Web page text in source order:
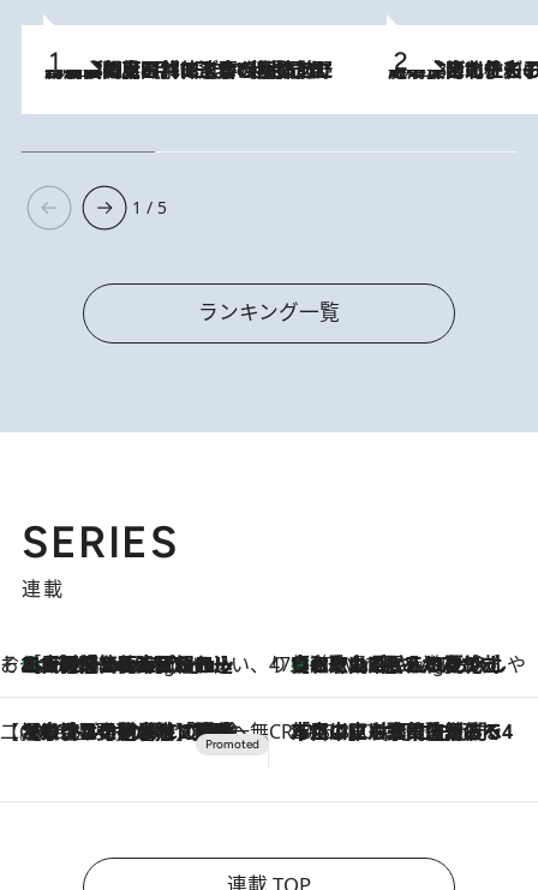
2026.8.8
「最後に見られてよかった」上野動物園の東園パンダ舎が解体前に特別公開。8月16日まで延長されたパネル展と共に辿る“半世紀”のパンダ飼育《解体工事の図面あり》 2026.8.3
《「文士の子ども被害者の会」発足！》阿川佐和子（72）が語る遠藤周作に北杜夫、劇作家・矢代静一の子どもたちの“文豪プライベート事件簿”
1 / 5
ランキング一覧
SERIES
連載
そおだよおこの関西おいしい、おやつ紀行17 Minutes Ago
［大阪府箕面市］一皿一皿目の前で仕上げられる、料理を巧みに組み込んだアシェットデセールコース「ミチル アシェット デセール（Michiru assiette dessert）」 47都道府県の手みやげ ひんやりスイーツで夏を満喫
17 Minutes Ago
【和歌山県】この夏絶対食べたい 冷やしておいしいおやつ3選 みかんがごろっと丸ごと入ったジュレ
【CREA×星野リゾート】唯一無二。癒しと発見が待つ場所へ
2026.8.7
【トンボの足水浴】ヒノキの香りに包まれて涼感マックス！約13℃の湧水かけ流しを避暑地「星野温泉 トンボの湯」で体験 CREA'S CHOICE
2026.8.7
「立川にも歌舞伎があるんだよ」 片岡仁左衛門・市川中車ら豪華座組みで4年目の立川立飛歌舞伎へ